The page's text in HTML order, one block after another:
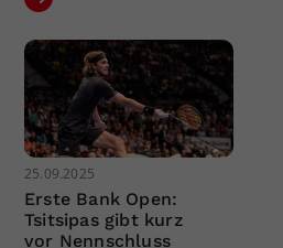
25.09.2025
Erste Bank Open:
Tsitsipas gibt kurz
vor Nennschluss